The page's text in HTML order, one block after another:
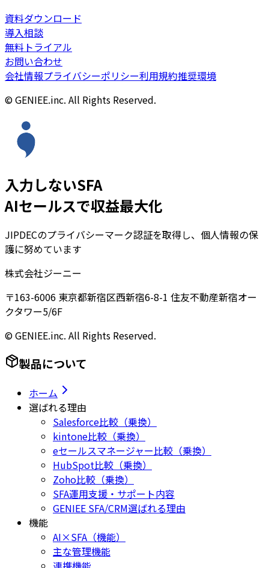
資料ダウンロード
導入相談
無料トライアル
お問い合わせ
会社情報プライバシーポリシー利用規約推奨環境
© GENIEE.inc. All Rights Reserved.
入力しないSFA
AIセールスで収益最大化
JIPDECのプライバシーマーク認証を取得し、個人情報の保
護に努めています
株式会社ジーニー
〒163-6006 東京都新宿区西新宿6-8-1 住友不動産新宿オー
クタワー5/6F
© GENIEE.inc. All Rights Reserved.
製品について
ホーム
選ばれる理由
Salesforce比較（乗換）
kintone比較（乗換）
eセールスマネージャー比較（乗換）
HubSpot比較（乗換）
Zoho比較（乗換）
SFA運用支援・サポート内容
GENIEE SFA/CRM選ばれる理由
機能
AI×SFA（機能）
主な管理機能